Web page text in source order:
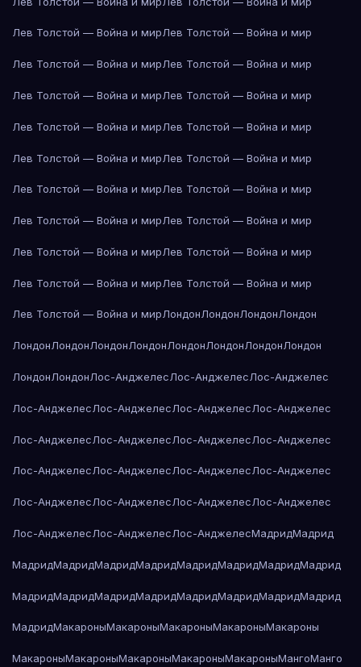
Лев Толстой — Война и мирЛев Толстой — Война и мир
Лев Толстой — Война и мирЛев Толстой — Война и мир
Лев Толстой — Война и мирЛев Толстой — Война и мир
Лев Толстой — Война и мирЛев Толстой — Война и мир
Лев Толстой — Война и мирЛев Толстой — Война и мир
Лев Толстой — Война и мирЛев Толстой — Война и мир
Лев Толстой — Война и мирЛев Толстой — Война и мир
Лев Толстой — Война и мирЛев Толстой — Война и мир
Лев Толстой — Война и мирЛев Толстой — Война и мир
Лев Толстой — Война и мирЛондонЛондонЛондонЛондон
ЛондонЛондонЛондонЛондонЛондонЛондонЛондонЛондон
ЛондонЛондонЛос-АнджелесЛос-АнджелесЛос-Анджелес
Лос-АнджелесЛос-АнджелесЛос-АнджелесЛос-Анджелес
Лос-АнджелесЛос-АнджелесЛос-АнджелесЛос-Анджелес
Лос-АнджелесЛос-АнджелесЛос-АнджелесЛос-Анджелес
Лос-АнджелесЛос-АнджелесЛос-АнджелесЛос-Анджелес
Лос-АнджелесЛос-АнджелесЛос-АнджелесМадридМадрид
МадридМадридМадридМадридМадридМадридМадридМадрид
МадридМадридМадридМадридМадридМадридМадридМадрид
МадридМакароныМакароныМакароныМакароныМакароны
МакароныМакароныМакароныМакароныМакароныМангоМанго